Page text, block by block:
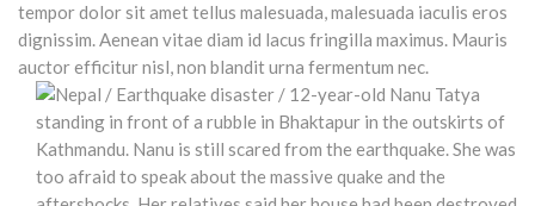
tempor dolor sit amet tellus malesuada, malesuada iaculis eros
dignissim. Aenean vitae diam id lacus fringilla maximus. Mauris
auctor efficitur nisl, non blandit urna fermentum nec.